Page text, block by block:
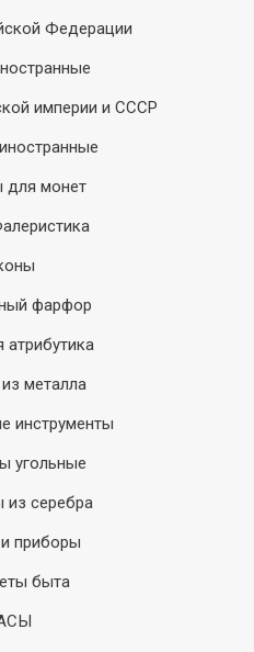
Федерации
империи и СССР
монет
фарфор
атрибутика
металла
инструменты
угольные
серебра
приборы
быта